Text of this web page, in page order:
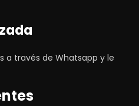
a través de Whatsapp y le